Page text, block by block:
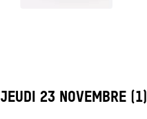
LABEL_DATE
JEUDI 23 NOVEMBRE (1)